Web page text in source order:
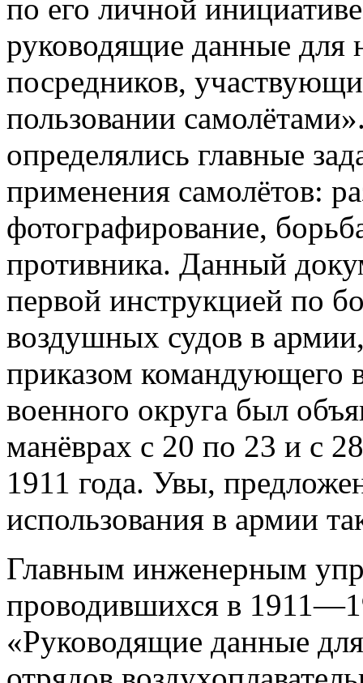
по его личной
руководящие данные для
посредников,
пользовании
определялись главные
применения самолётов:
фотографирование,
противника. Данный
первой инструкцией по
воздушных судов в
приказом командующего
военного округа был
манёврах с 20 по 23 и с
1911 года. Увы,
использования в армии
Главным инженерным
проводившихся в
«Руководящие данные